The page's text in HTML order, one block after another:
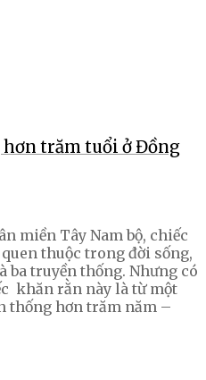
trăm tuổi ở Đồng
miền Tây Nam bộ, chiếc
thuộc trong đời sống,
ba truyền thống. Nhưng có
khăn rằn này là từ một
thống hơn trăm năm –